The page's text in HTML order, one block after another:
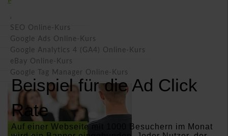
Amazon Online-Kurs
SEO Online-Kurs
Google Ads Online-Kurs
Google Analytics 4 (GA4) Online-Kurs
eBay Online-Kurs
Google Tag Manager Online-Kurs
Beispiel für die Ad Click
Rate
Auf einer Webseite mit 1000 Besuchern im Monat